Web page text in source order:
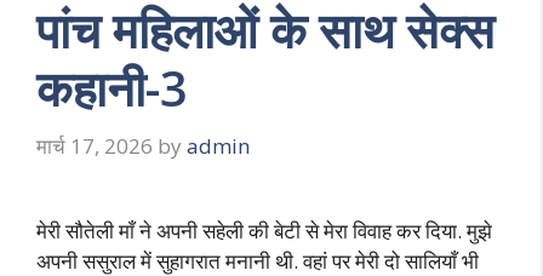
पांच महिलाओं के साथ सेक्स
कहानी-3
मार्च 17, 2026 by admin
मेरी सौतेली माँ ने अपनी सहेली की बेटी से मेरा विवाह कर दिया. मुझे
अपनी ससुराल में सुहागरात मनानी थी. वहां पर मेरी दो सालियाँ भी